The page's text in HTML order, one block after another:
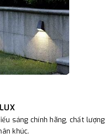
sáng chính hãng, chất
khúc.